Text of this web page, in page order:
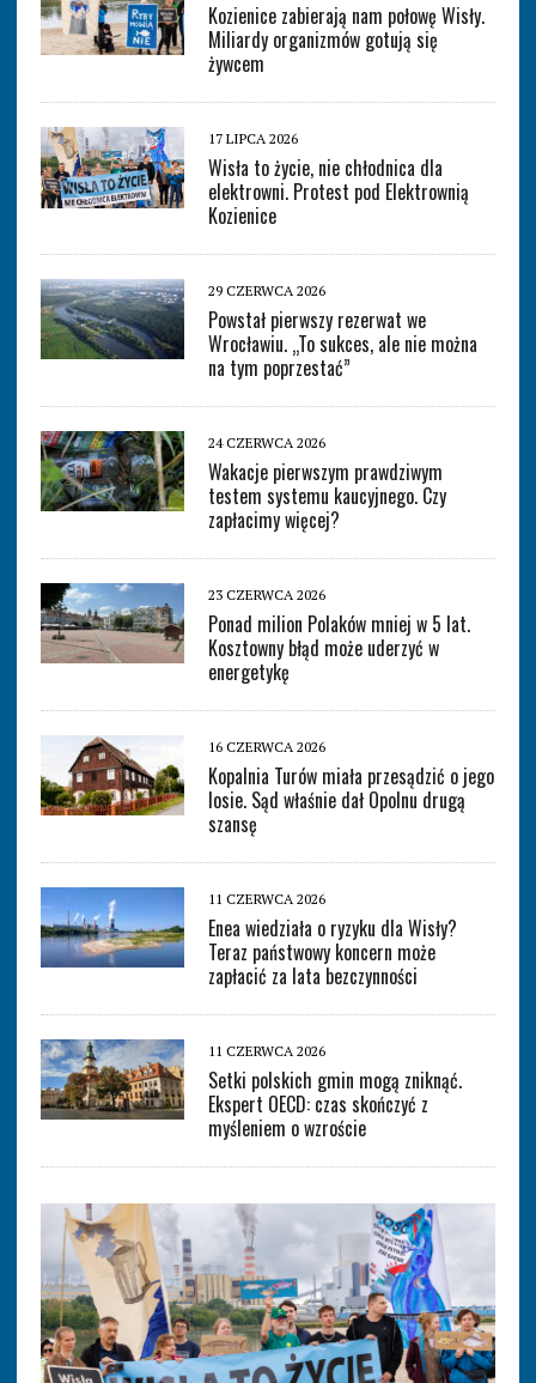
Kozienice zabierają nam połowę Wisły.
Miliardy organizmów gotują się
żywcem
17 LIPCA 2026
Wisła to życie, nie chłodnica dla
elektrowni. Protest pod Elektrownią
Kozienice
29 CZERWCA 2026
Powstał pierwszy rezerwat we
Wrocławiu. „To sukces, ale nie można
na tym poprzestać”
24 CZERWCA 2026
Wakacje pierwszym prawdziwym
testem systemu kaucyjnego. Czy
zapłacimy więcej?
23 CZERWCA 2026
Ponad milion Polaków mniej w 5 lat.
Kosztowny błąd może uderzyć w
energetykę
16 CZERWCA 2026
Kopalnia Turów miała przesądzić o jego
losie. Sąd właśnie dał Opolnu drugą
szansę
11 CZERWCA 2026
Enea wiedziała o ryzyku dla Wisły?
Teraz państwowy koncern może
zapłacić za lata bezczynności
11 CZERWCA 2026
Setki polskich gmin mogą zniknąć.
Ekspert OECD: czas skończyć z
myśleniem o wzroście